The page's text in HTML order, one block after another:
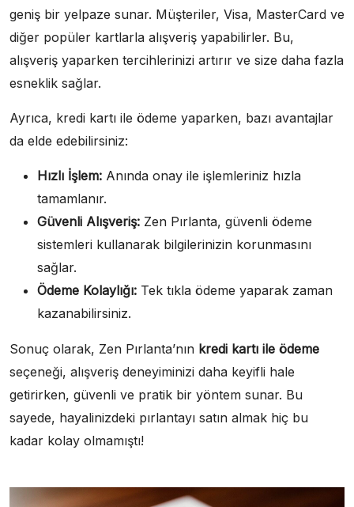
geniş bir yelpaze sunar. Müşteriler, Visa, MasterCard ve
diğer popüler kartlarla alışveriş yapabilirler. Bu,
alışveriş yaparken tercihlerinizi artırır ve size daha fazla
esneklik sağlar.
Ayrıca, kredi kartı ile ödeme yaparken, bazı avantajlar
da elde edebilirsiniz:
Hızlı İşlem: Anında onay ile işlemleriniz hızla
tamamlanır.
Güvenli Alışveriş: Zen Pırlanta, güvenli ödeme
sistemleri kullanarak bilgilerinizin korunmasını
sağlar.
Ödeme Kolaylığı: Tek tıkla ödeme yaparak zaman
kazanabilirsiniz.
Sonuç olarak, Zen Pırlanta’nın kredi kartı ile ödeme
seçeneği, alışveriş deneyiminizi daha keyifli hale
getirirken, güvenli ve pratik bir yöntem sunar. Bu
sayede, hayalinizdeki pırlantayı satın almak hiç bu
kadar kolay olmamıştı!